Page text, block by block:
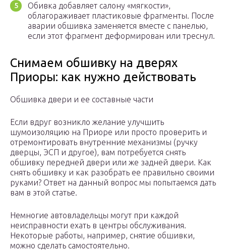
Обивка добавляет салону «мягкости»,
облагораживает пластиковые фрагменты. После
аварии обшивка заменяется вместе с панелью,
если этот фрагмент деформирован или треснул.
Снимаем обшивку на дверях
Приоры: как нужно действовать
Обшивка двери и ее составные части
Если вдруг возникло желание улучшить
шумоизоляцию на Приоре или просто проверить и
отремонтировать внутренние механизмы (ручку
дверцы, ЭСП и другое), вам потребуется снять
обшивку передней двери или же задней двери. Как
снять обшивку и как разобрать ее правильно своими
руками? Ответ на данный вопрос мы попытаемся дать
вам в этой статье.
Немногие автовладельцы могут при каждой
неисправности ехать в центры обслуживания.
Некоторые работы, например, снятие обшивки,
можно сделать самостоятельно.